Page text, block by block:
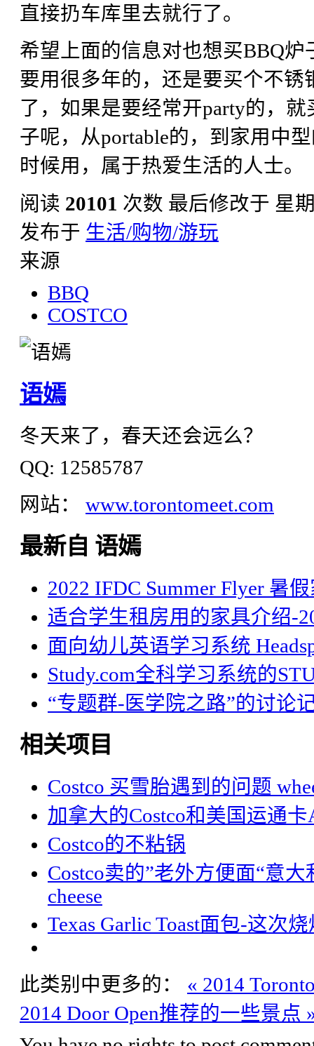
直接扔车库里去就行了。
希望上面的信息对也想买BBQ
要用很多年的，还是要买个不
了，如果是要经常开party的，
子呢，从portable的，到家用中
时候用，属于热爱生活的人士。
阅读 20101 次数 最后修改于 星
发布于 生活/购物/游玩
来源
BBQ
COSTCO
语嫣
冬天来了，春天还会远么？
QQ: 12585787
网站： www.torontomeet.com
最新自 语嫣
2022 IFDC Summer Flyer 暑
适合学生租房用的家具介绍-
面向幼儿英语学习系统
Study.com全科学习系统的
“专题群-医学院之路”的讨论
相关项目
Costco 买雪胎遇到的问题
加拿大的Costco和美国运通卡
Costco的不粘锅
Costco卖的”老外方便面“意
cheese
Texas Garlic Toast面包-这次
此类别中更多的：
« 2014
2014 Door Open推荐的一些景点